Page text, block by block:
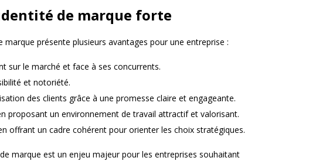
de marque forte
présente plusieurs avantages pour une entreprise :
sur le marché et face à ses concurrents.
et notoriété.
des clients grâce à une promesse claire et engageante.
proposant un environnement de travail attractif et valorisant.
offrant un cadre cohérent pour orienter les choix stratégiques.
marque est un enjeu majeur pour les entreprises souhaitant